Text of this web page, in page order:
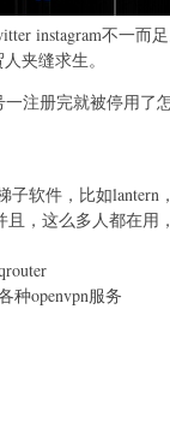
instagram不一而
夹缝求生。
注册完就被停用了
软件，比如
，这么多人都在用
种openvpn服务